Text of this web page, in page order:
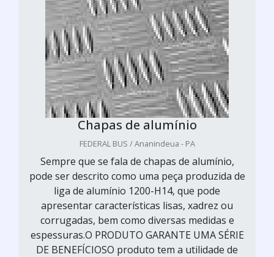
Chapas de alumínio
FEDERAL BUS / Ananindeua - PA
Sempre que se fala de chapas de alumínio,
pode ser descrito como uma peça produzida de
liga de alumínio 1200-H14, que pode
apresentar características lisas, xadrez ou
corrugadas, bem como diversas medidas e
espessuras.O PRODUTO GARANTE UMA SÉRIE
DE BENEFÍCIOSO produto tem a utilidade de